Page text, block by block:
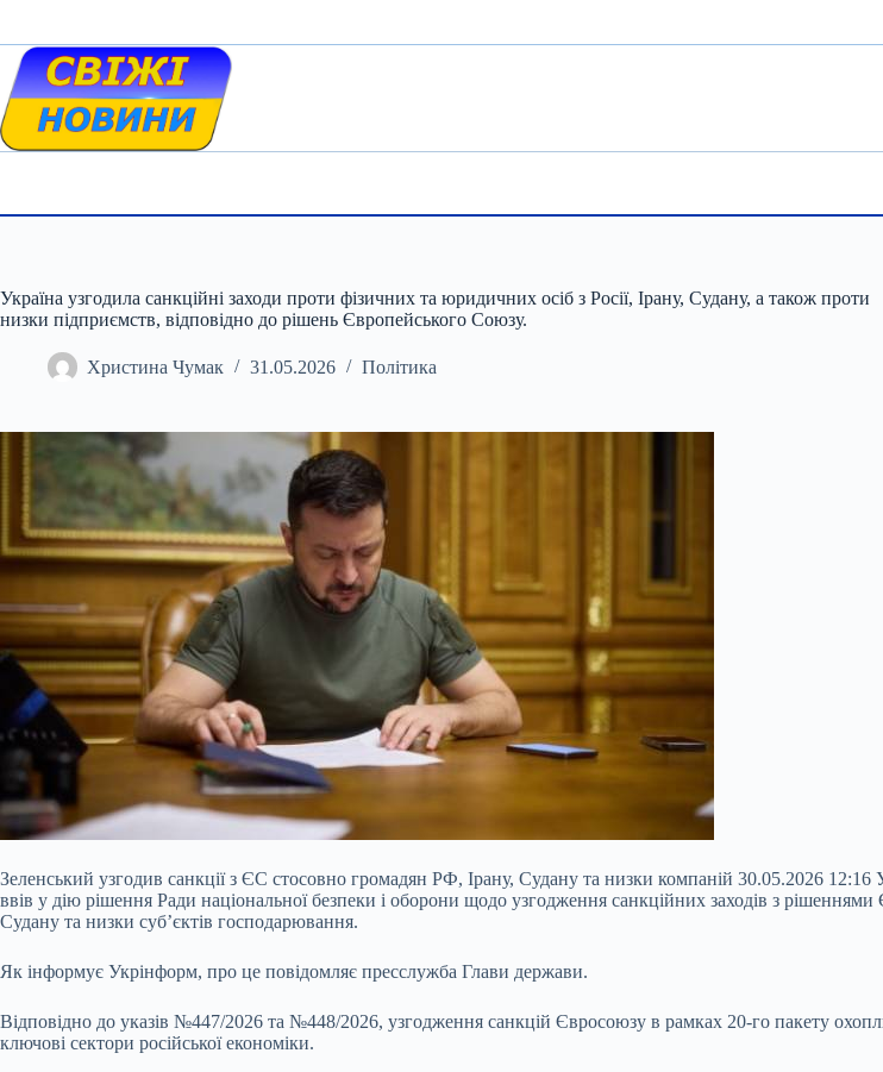
content
Україна узгодила санкційні заходи проти фізичних та юридичних осіб з Росії, Ірану, Судану, а також проти
низки підприємств, відповідно до рішень Європейського Союзу.
Христина Чумак 31.05.2026 Політика
Зеленський узгодив санкції з ЄС стосовно громадян РФ, Ірану, Судану та низки компаній 30.05.2026
ввів у дію рішення Ради національної безпеки і оборони щодо узгодження санкційних заходів з
Судану та низки суб’єктів господарювання.
Як інформує Укрінформ, про це повідомляє пресслужба Глави держави.
Відповідно до указів №447/2026 та №448/2026, узгодження санкцій Євросоюзу в рамках 20-го пакету
ключові сектори російської економіки.